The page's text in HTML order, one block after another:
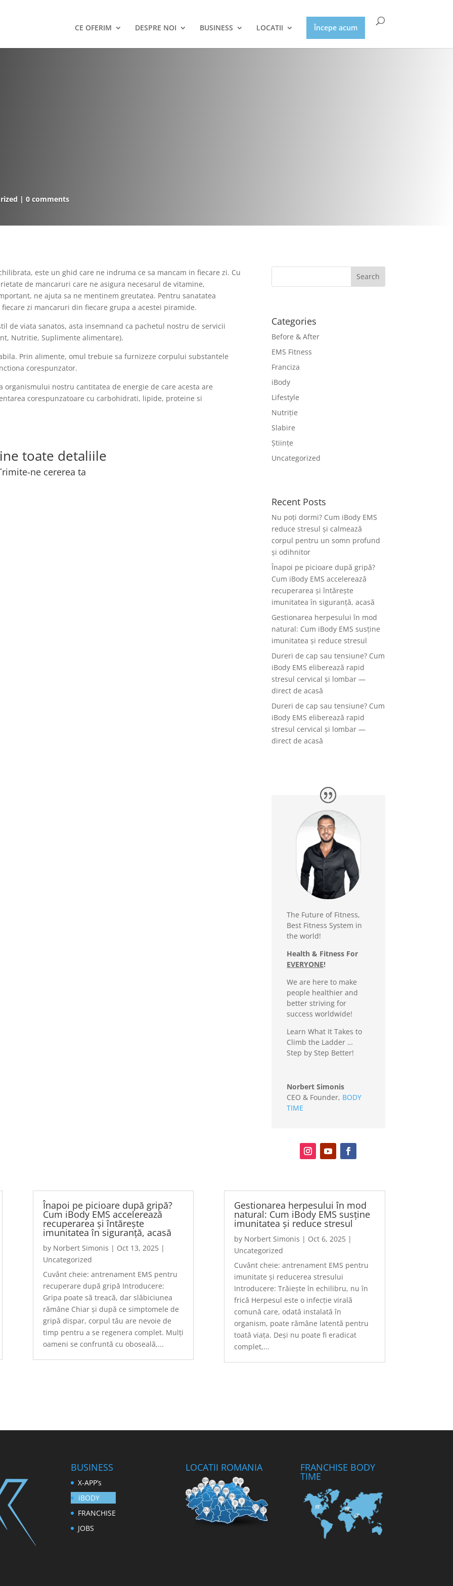
CE OFERIM DESPRE NOI BUSINESS LOCATII Începe acum
0 comments
este un ghid care ne indruma ce sa mancam in fiecare zi. Cu
de mancaruri care ne asigura necesarul de vitamine,
ne ajuta sa ne mentinem greutatea. Pentru sanatatea
zi mancaruri din fiecare grupa a acestei piramide.
de viata sanatos, asta insemnand ca pachetul nostru de servicii
Nutritie, Suplimente alimentare).
Prin alimente, omul trebuie sa furnizeze corpului substantele
corespunzator.
nostru cantitatea de energie de care acesta are
corespunzatoare cu carbohidrati, lipide, proteine si
toate detaliile
ne cererea ta
Categories
Before & After
EMS Fitness
Franciza
iBody
Lifestyle
Nutriție
Slabire
Științe
Uncategorized
Recent Posts
Nu poți dormi? Cum iBody EMS
reduce stresul și calmează
corpul pentru un somn profund
și odihnitor
Înapoi pe picioare după gripă?
Cum iBody EMS accelerează
recuperarea și întărește
imunitatea în siguranță, acasă
Gestionarea herpesului în mod
natural: Cum iBody EMS susține
imunitatea și reduce stresul
Dureri de cap sau tensiune? Cum
iBody EMS eliberează rapid
stresul cervical și lombar —
direct de acasă
Dureri de cap sau tensiune? Cum
iBody EMS eliberează rapid
stresul cervical și lombar —
direct de acasă
The Future of Fitness,
Best Fitness System in
the world!
Health & Fitness For
EVERYONE!
We are here to make
people healthier and
better striving for
success worldwide!
Learn What It Takes to
Climb the Ladder …
Step by Step Better!
Norbert Simonis
CEO & Founder, BODY
TIME
Înapoi pe picioare după gripă?
Cum iBody EMS accelerează
recuperarea și întărește
imunitatea în siguranță, acasă
by Norbert Simonis | Oct 13, 2025|
Uncategorized
Cuvânt cheie: antrenament EMS pentru
recuperare după gripă Introducere:
Gripa poate să treacă, dar slăbiciunea
rămâne Chiar și după ce simptomele de
gripă dispar, corpul tău are nevoie de
timp pentru a se regenera complet. Mulți
oameni se confruntă cu oboseală,...
Gestionarea herpesului în mod
natural: Cum iBody EMS susține
imunitatea și reduce stresul
by Norbert Simonis | Oct 6, 2025|
Uncategorized
Cuvânt cheie: antrenament EMS pentru
imunitate și reducerea stresului
Introducere: Trăiește în echilibru, nu în
frică Herpesul este o infecție virală
comună care, odată instalată în
organism, poate rămâne latentă pentru
toată viața. Deși nu poate fi eradicat
complet,...
BUSINESS
X-APP’s
iBODY
FRANCHISE
JOBS
LOCATII ROMANIA FRANCHISE BODY
TIME